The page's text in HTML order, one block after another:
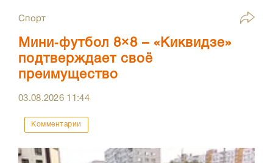
Спорт
Мини‑футбол 8×8 – «Киквидзе»
подтверждает своё
преимущество
03.08.2026 11:44
Комментарии